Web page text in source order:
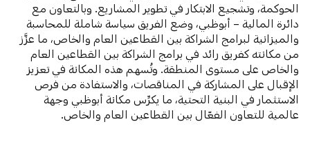
الحوكمة، وتشجيع الابتكار في تطوير المشاريع. وبالتعاون مع
دائرة المالية – أبوظبي، وضع الفريق سياسة شاملة للمحاسبة
والميزانية لبرامج الشراكة بين القطاعين العام والخاص، ما عزَّز
من مكانته كفريق رائد في برامج الشراكة بين القطاعين العام
والخاص على مستوى المنطقة. وتُسهم هذه المكانة في تعزيز
الإقبال على المشاركة في المناقصات، والاستفادة من فرص
الاستثمار في البنية التحتية، ما يكرِّس مكانة أبوظبي وجهة
عالمية للتعاون الفعّال بين القطاعين العام والخاص.